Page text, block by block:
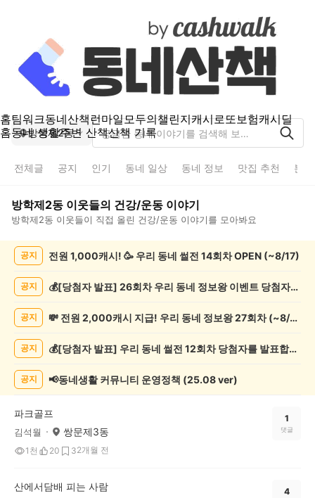
홈팀워크동네산책 런마일모두의챌린지캐시로또보험캐시딜
홈동네 생활주변 산책산책 기록
방학제2동
전체글 공지 인기 동네 일상 동네 정보 맛집 추천 분
방학제2동 이웃들의 건강/운동 이야기
방학제2동 이웃들이 직접 올린 건강/운동 이야기를 모아봐요
강/
글
공지 전원 1,000캐시! 🥳 우리 동네 썰전 14회차 OPEN (~8/17)
공지 💰[당첨자 발표] 26회차 우리 동네 정보왕 이벤트 당첨자를 발표합니다!
공지 💸 전원 2,000캐시 지급! 우리 동네 정보왕 27회차 (~8/10)
공지 💰[당첨자 발표] 우리 동네 썰전 12회차 당첨자를 발표합니다!
공지 📢동네생활 커뮤니티 운영정책 (25.08 ver)
파크골프
김석월 쌍문제3동
1천 20 32개월 전
1
댓글
산에서담배 피는 사람 4